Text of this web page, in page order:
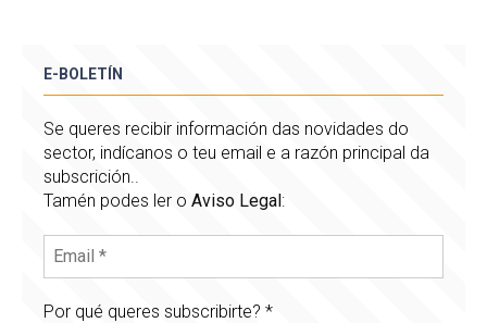
E-BOLETÍN
Se queres recibir información das novidades do
sector, indícanos o teu email e a razón principal da
subscrición..
Tamén podes ler o Aviso Legal:
Por qué queres subscribirte? *